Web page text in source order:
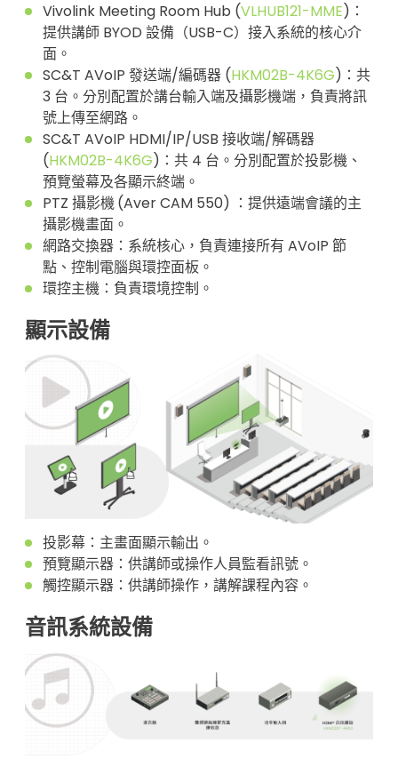
Vivolink Meeting Room Hub (VLHUB121-MME)：
提供講師 BYOD 設備（USB-C）接入系統的核心介
面。
SC&T AVoIP 發送端/編碼器 (HKM02B-4K6G)：共
3 台。分別配置於講台輸入端及攝影機端，負責將訊
號上傳至網路。
SC&T AVoIP HDMI/IP/USB 接收端/解碼器
(HKM02B-4K6G)：共 4 台。分別配置於投影機、
預覽螢幕及各顯示終端。
PTZ 攝影機(Aver CAM 550) ：提供遠端會議的主
攝影機畫面。
網路交換器：系統核心，負責連接所有 AVoIP 節
點、控制電腦與環控面板。
環控主機：負責環境控制。
顯示設備
投影幕：主畫面顯示輸出。
預覽顯示器：供講師或操作人員監看訊號。
觸控顯示器：供講師操作，講解課程內容。
音訊系統設備